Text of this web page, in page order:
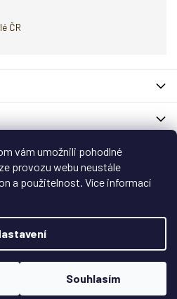
vám umožnili pohodlné
provozu webu neustále
a použitelnost. Více informací
Souhlasím
ČR
cookies